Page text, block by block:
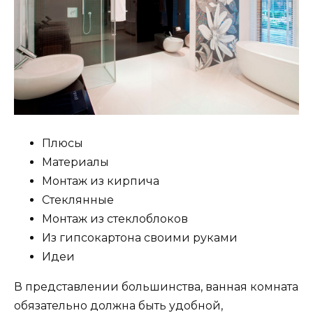
Плюсы
Материалы
Монтаж из кирпича
Стеклянные
Монтаж из стеклоблоков
Из гипсокартона своими руками
Идеи
В представлении большинства, ванная комната
обязательно должна быть удобной,